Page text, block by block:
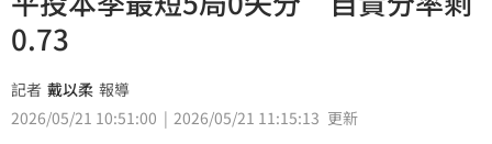
0.73
記者 戴以柔 報導
2026/05/21 10:51:00
2026/05/21 11:15:13 更新